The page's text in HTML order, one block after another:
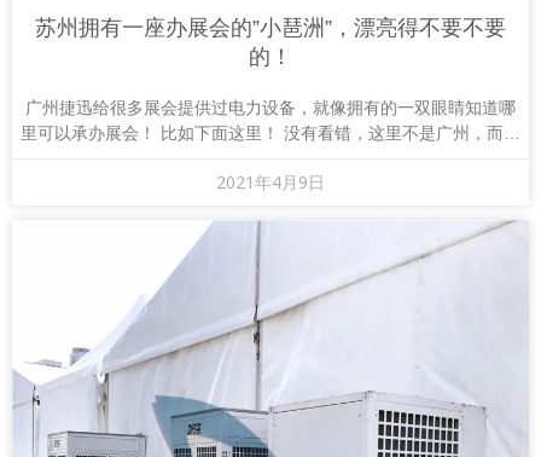
苏州拥有一座办展会的”小琶洲”，漂亮得不要不要
的！
广州捷迅给很多展会提供过电力设备，就像拥有的一双眼睛知道哪
里可以承办展会！ 比如下面这里！ 没有看错，这里不是广州，而是
2021年4月9日